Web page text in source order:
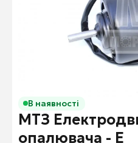
В наявності
МТЗ
опалювача - E